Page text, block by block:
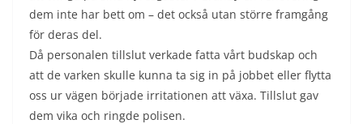
dem inte har bett om – det också utan större framgång
för deras del.
Då personalen tillslut verkade fatta vårt budskap och
att de varken skulle kunna ta sig in på jobbet eller flytta
oss ur vägen började irritationen att växa. Tillslut gav
dem vika och ringde polisen.